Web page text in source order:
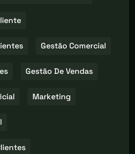
Gestão Comercial
Gestão De Vendas
Marketing